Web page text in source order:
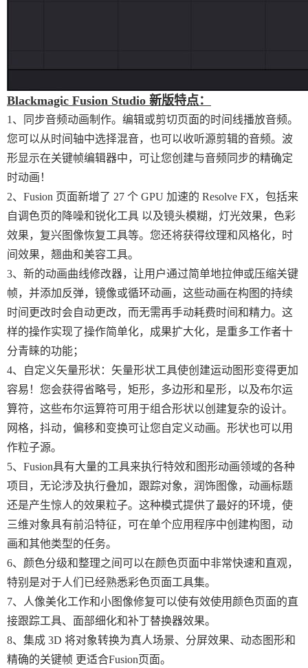
Blackmagic Fusion Studio 新版特点：
1、同步音频动画制作。编辑或剪切页面的时间线播放音频。
您可以从时间轴中选择混音，也可以收听源剪辑的音频。波
形显示在关键帧编辑器中，可让您创建与音频同步的精确定​​
时动画！
2、Fusion 页面新增了 27 个 GPU 加速的 Resolve FX，包括来
自调色页的降噪和锐化工具 以及镜头模糊，灯光效果，色彩
效果，复兴图像恢复工具等。您还将获得纹理和风格化，时
间效果，翘曲和美容工具。
3、新的动画曲线修改器，让用户通过简单地拉伸或压缩关键
帧，并添加反弹，镜像或循环动画，这些动画在构图的持续
时间更改时会自动更改，而无需再手动耗费时间和精力。这
样的操作实现了操作简单化，成果扩大化，是重多工作者十
分青睐的功能；
4、自定义矢量形状：矢量形状工具使创建运动图形变得更加
容易！您会获得省略号，矩形，多边形和星形，以及布尔运
算符，这些布尔运算符可用于组合形状以创建复杂的设计。
网格，抖动，偏移和变换可让您自定义动画。形状也可以用
作粒子源。
5、Fusion具有大量的工具来执行特效和图形动画领域的各种
项目，无论涉及执行叠加，跟踪对象，润饰图像，动画标题
还是产生惊人的效果粒子。这种模式提供了最好的环境，使
三维对象具有前沿特征，可在单个应用程序中创建构图，动
画和其他类型的任务。
6、颜色分级和整理之间可以在颜色页面中非常快速和直观，
特别是对于人们已经熟悉彩色页面工具集。
7、人像美化工作和小图像修复可以使有效使用颜色页面的直
接跟踪工具、面部细化和补丁替换器效果。
8、集成 3D 将对象转换为真人场景、分屏效果、动态图形和
精确的关键帧 更适合Fusion页面。